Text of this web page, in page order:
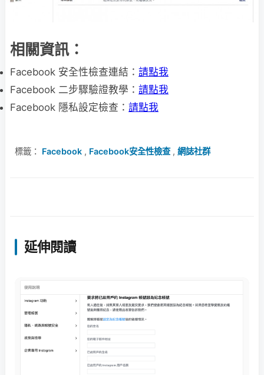
相關資訊：
Facebook 安全性檢查連結： 請點我
Facebook 二步驟驗證教學： 請點我
Facebook 隱私設定檢查： 請點我
標籤： Facebook , Facebook安全性檢查, 網誌社群
延伸閱讀